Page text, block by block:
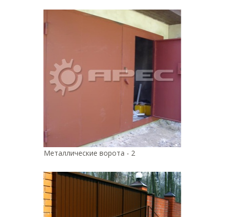
Металлические ворота - 2